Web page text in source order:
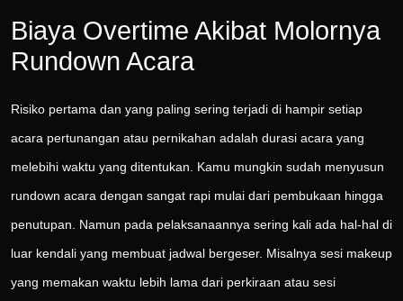
Biaya Overtime Akibat Molornya
Rundown Acara
Risiko pertama dan yang paling sering terjadi di hampir setiap
acara pertunangan atau pernikahan adalah durasi acara yang
melebihi waktu yang ditentukan. Kamu mungkin sudah menyusun
rundown acara dengan sangat rapi mulai dari pembukaan hingga
penutupan. Namun pada pelaksanaannya sering kali ada hal-hal di
luar kendali yang membuat jadwal bergeser. Misalnya sesi makeup
yang memakan waktu lebih lama dari perkiraan atau sesi